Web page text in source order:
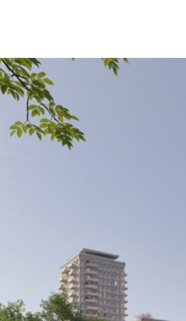
Tussen de stationsbuurt Gent-Sint-
stadswijk.
Het project bestaat uit:
✅ 304 appartementen
🤝 in opdracht van TM Juri - Mevaco
📍 Project opgestart in december 2025
🎯 Verwachte opleverdatum: 2029